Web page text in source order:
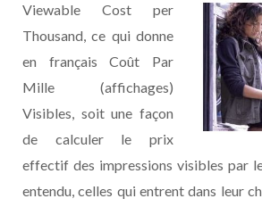
Viewable Cost per
Thousand, ce qui donne
en français Coût Par
Mille (affichages)
Visibles, soit une façon
de calculer le prix
effectif des impressions visibles par
entendu, celles qui entrent dans leur